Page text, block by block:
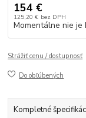
154 €
125,20 € bez DPH
Momentálne nie je
Strážiť cenu / dostupnosť
Do obľúbených
Kompletné